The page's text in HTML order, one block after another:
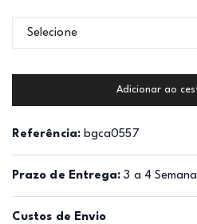
Selecione
Adicionar ao
Referência: bgca0557
Prazo de Entrega: 3 a 4
Custos de Envio